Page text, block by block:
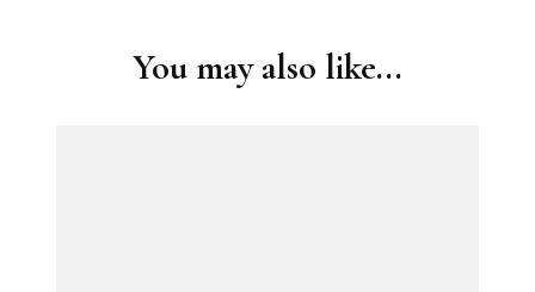
You may also like...